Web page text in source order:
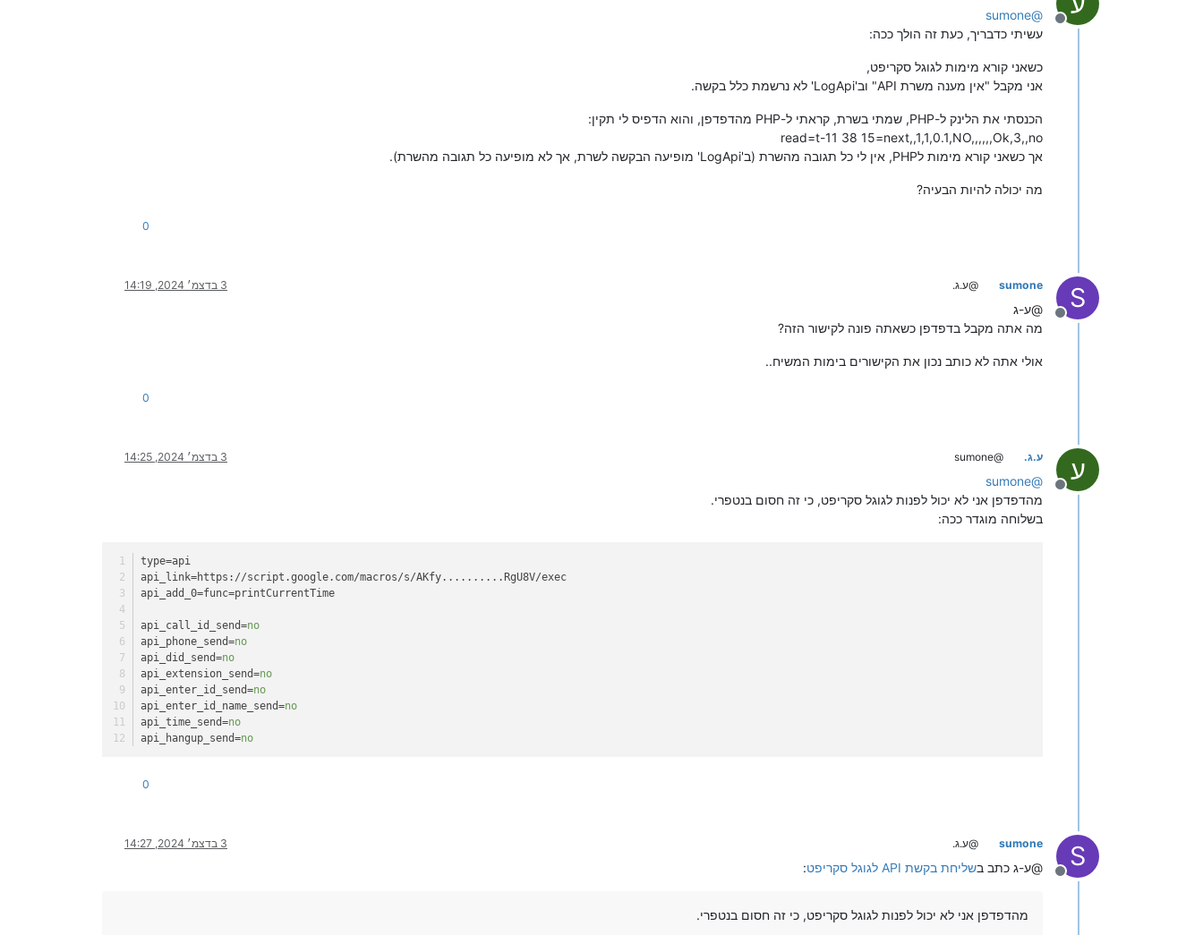
מנותק
@
sumone
עשיתי כדבריך, כעת זה הולך ככה:
כשאני קורא מימות לגוגל סקריפט,
אני מקבל "אין מענה משרת API" וב'LogApi' לא נרשמת כלל בקשה.
הכנסתי את הלינק ל-PHP, שמתי בשרת, קראתי ל-PHP מהדפדפן, והוא הדפיס לי תקין:
read=t-11 38 15=next,,1,1,0.1,NO,,,,,,Ok,3,,no
אך כשאני קורא מימות לPHP, אין לי כל תגובה מהשרת (ב'LogApi' מופיעה הבקשה לשרת, אך לא מופיעה כל תגובה מהשרת).
מה יכולה להיות הבעיה?
0
S
מנותק
sumone @ע.ג. 3 בדצמ׳ 2024, 14:19
@ע-ג
מה אתה מקבל בדפדפן כשאתה פונה לקישור הזה?
אולי אתה לא כותב נכון את הקישורים בימות המשיח..
0
ע
מנותק
ע.ג. @sumone 3 בדצמ׳ 2024, 14:25
@
sumone
מהדפדפן אני לא יכול לפנות לגוגל סקריפט, כי זה חסום בנטפרי.
בשלוחה מוגדר ככה:
type=api
api_link=https://script.google.com/macros/s/AKfy..........RgU8V/exec
api_add_0=func=printCurrentTime
api_call_id_send=no
api_phone_send=no
api_did_send=no
api_extension_send=no
api_enter_id_send=no
api_enter_id_name_send=no
api_time_send=no
api_hangup_send=no
0
S
מנותק
sumone @ע.ג. 3 בדצמ׳ 2024, 14:27
@ע-ג כתב בשליחת בקשת API לגוגל סקריפט :
מהדפדפן אני לא יכול לפנות לגוגל סקריפט, כי זה חסום בנטפרי.